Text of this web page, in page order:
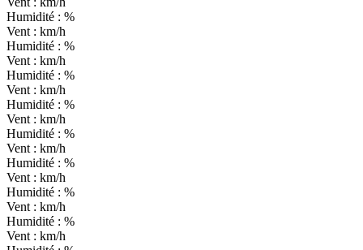
Humidité : %
Vent : km/h
Humidité : %
Vent : km/h
Humidité : %
Vent : km/h
Humidité : %
Vent : km/h
Humidité : %
Vent : km/h
Humidité : %
Vent : km/h
Humidité : %
Vent : km/h
Humidité : %
Vent : km/h